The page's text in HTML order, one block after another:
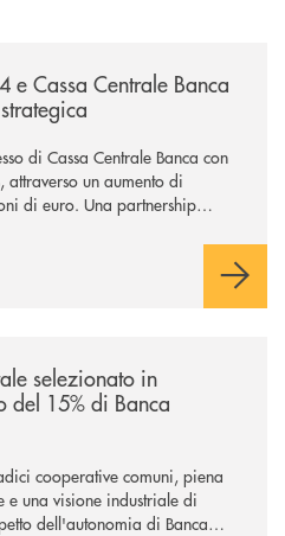
e Cassa Centrale Banca
di Cassa Centrale Banca con
un aumento di
di euro. Una partnership
territori, per ampliare l’offerta e
selezionato in
del 15% di Banca
cooperative comuni, piena
una visione industriale di
dell'autonomia di Banca